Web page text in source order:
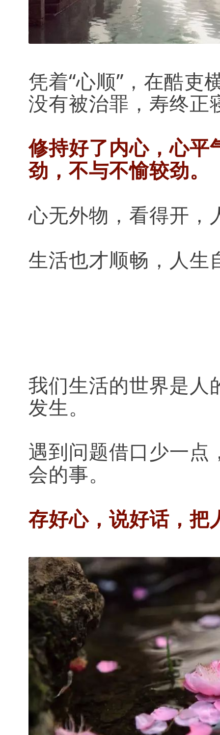
凭着“心顺”，在酷吏
没有被治罪，寿终正
修持好了内心，心平
劲，不与不愉较劲。
心无外物，看得开，
生活也才顺畅，人生
我们生活的世界是人
发生。
遇到问题借口少一点
会的事。
存好心，说好话，把